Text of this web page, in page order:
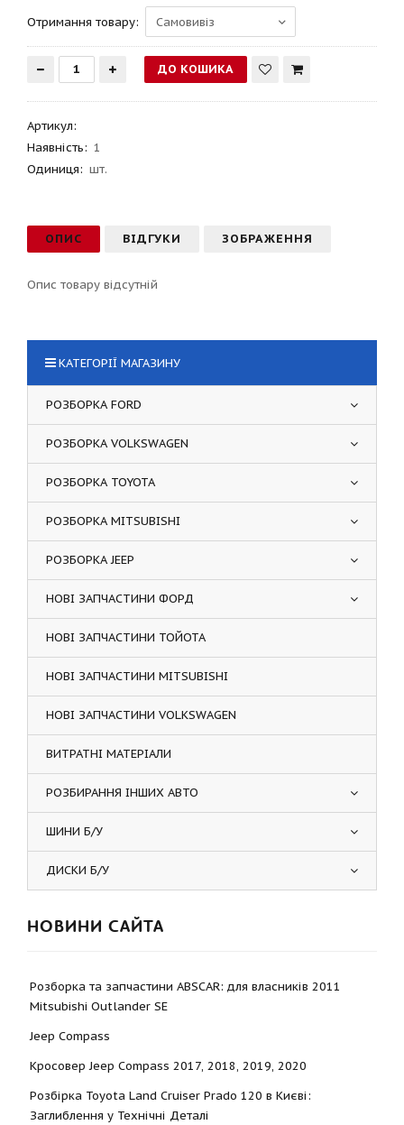
Отримання товару:
Артикул:
Наявність: 1
Одиниця: шт.
ОПИС ВІДГУКИ ЗОБРАЖЕННЯ
Опис товару відсутній
КАТЕГОРІЇ МАГАЗИНУ
РОЗБОРКА FORD
РОЗБОРКА VOLKSWAGEN
РОЗБОРКА TOYOTA
РОЗБОРКА MITSUBISHI
РОЗБОРКА JEEP
НОВІ ЗАПЧАСТИНИ ФОРД
НОВІ ЗАПЧАСТИНИ ТОЙОТА
НОВІ ЗАПЧАСТИНИ MITSUBISHI
НОВІ ЗАПЧАСТИНИ VOLKSWAGEN
ВИТРАТНІ МАТЕРІАЛИ
РОЗБИРАННЯ ІНШИХ АВТО
ШИНИ Б/У
ДИСКИ Б/У
НОВИНИ САЙТА
Розборка та запчастини ABSCAR: для власників 2011
Mitsubishi Outlander SE
Jeep Compass
Кросовер Jeep Compass 2017, 2018, 2019, 2020
Розбірка Toyota Land Cruiser Prado 120 в Києві:
Заглиблення у Технічні Деталі